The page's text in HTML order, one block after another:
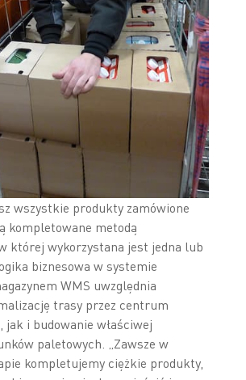
wszystkie produkty zamówione
kompletowane metodą
której wykorzystana jest jedna lub
biznesowa w systemie
WMS uwzględnia
trasy przez centrum
jak i budowanie właściwej
paletowych. „Zawsze w
kompletujemy ciężkie produkty,